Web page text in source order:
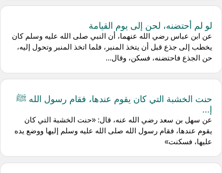
لو لم أحتضنه، لحن إلى يوم القيامة
عن ابن عباس رضي الله عنهما، أن النبي صلى الله عليه وسلم كان
يخطب إلى جذع قبل أن يتخذ المنبر، فلما اتخذ المنبر وتحول إليه،
حن الجذع فاحتضنه، فسكن، وقال...
حنت الخشبة التي كان يقوم عندها، فقام رسول الله ﷺ
إ...
عن سهل بن سعد رضي الله عنه، قال: «حنت الخشبة التي كان
يقوم عندها، فقام رسول الله صلى الله عليه وسلم إليها ووضع يده
عليها، فسكنت»